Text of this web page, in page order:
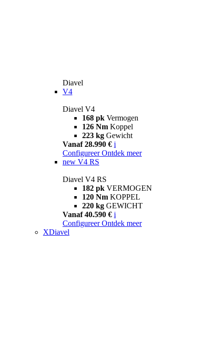
Diavel
V4
Diavel V4
168 pk Vermogen
126 Nm Koppel
223 kg Gewicht
Vanaf 28.990 € i
Configureer Ontdek meer
new V4 RS
Diavel V4 RS
182 pk VERMOGEN
120 Nm KOPPEL
220 kg GEWICHT
Vanaf 40.590 € i
Configureer Ontdek meer
XDiavel